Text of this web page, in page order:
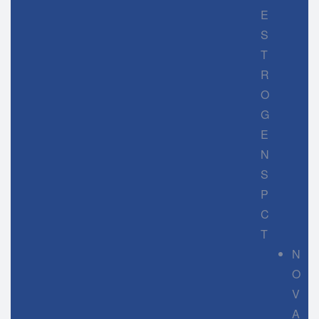
E
S
T
R
O
G
E
N
S
P
C
T
N
O
V
A